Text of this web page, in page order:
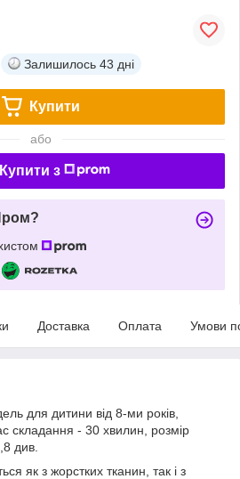
Залишилось 43 дні
Купити
або
Купити з
Доставка Оплата Умови
для дитини від 8-ми років,
складання - 30 хвилин, розмір
див.
як з жорстких тканин, так і з